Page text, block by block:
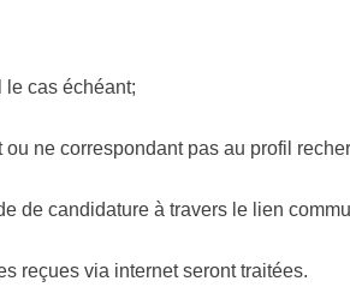
le cas échéant;
ne correspondant pas au profil
de candidature à travers le lien
reçues via internet seront traitées.